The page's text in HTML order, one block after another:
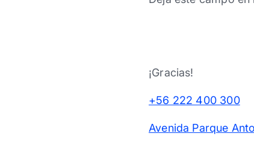
¡Gracias!
+56 222 400 300
Avenida Parque